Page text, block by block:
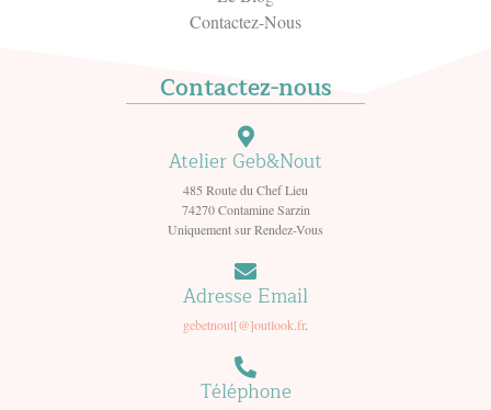
Contactez-Nous
Contactez-nous
Atelier Geb&Nout
485 Route du Chef Lieu
74270 Contamine Sarzin
Uniquement sur Rendez-Vous
Adresse Email
gebetnout[@]outlook.fr.
Téléphone